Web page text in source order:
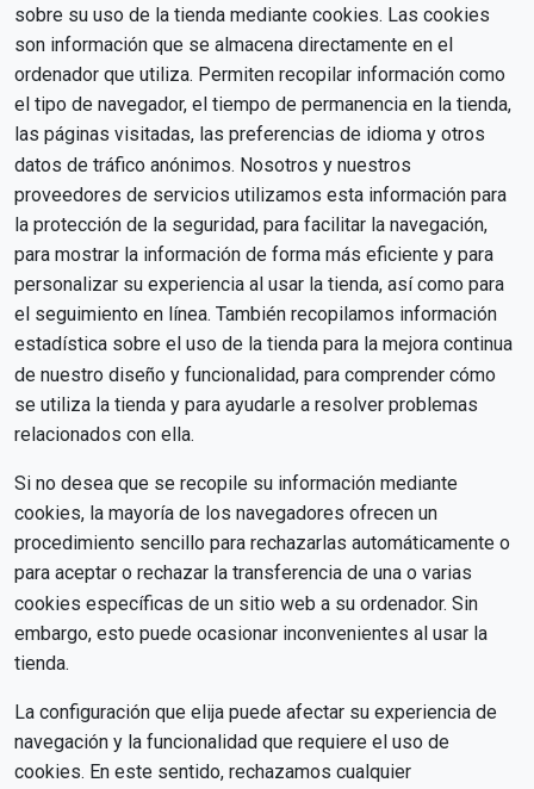
sobre su uso de la tienda mediante cookies. Las cookies
son información que se almacena directamente en el
ordenador que utiliza. Permiten recopilar información como
el tipo de navegador, el tiempo de permanencia en la tienda,
las páginas visitadas, las preferencias de idioma y otros
datos de tráfico anónimos. Nosotros y nuestros
proveedores de servicios utilizamos esta información para
la protección de la seguridad, para facilitar la navegación,
para mostrar la información de forma más eficiente y para
personalizar su experiencia al usar la tienda, así como para
el seguimiento en línea. También recopilamos información
estadística sobre el uso de la tienda para la mejora continua
de nuestro diseño y funcionalidad, para comprender cómo
se utiliza la tienda y para ayudarle a resolver problemas
relacionados con ella.
Si no desea que se recopile su información mediante
cookies, la mayoría de los navegadores ofrecen un
procedimiento sencillo para rechazarlas automáticamente o
para aceptar o rechazar la transferencia de una o varias
cookies específicas de un sitio web a su ordenador. Sin
embargo, esto puede ocasionar inconvenientes al usar la
tienda.
La configuración que elija puede afectar su experiencia de
navegación y la funcionalidad que requiere el uso de
cookies. En este sentido, rechazamos cualquier